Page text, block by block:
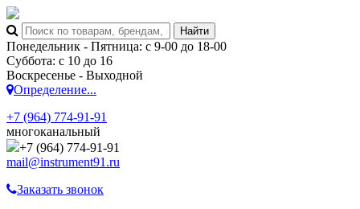
Понедельник - Пятница: с 9-00 до 18-00
Суббота: с 10 до 16
Воскресенье - Выходной
Определение...
+7 (964) 774-91-91
многоканальный
+7 (964) 774-91-91
mail@instrument91.ru
Заказать звонок